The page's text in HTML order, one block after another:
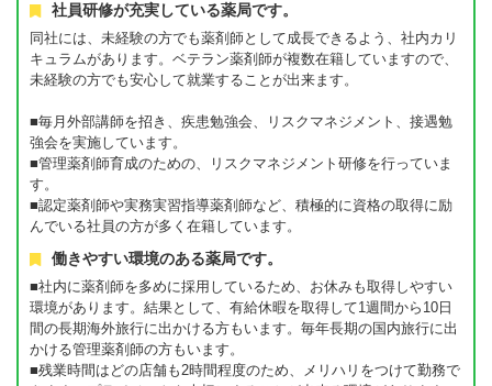
社員研修が充実している薬局です。
同社には、未経験の方でも薬剤師として成長できるよう、社内カリ
キュラムがあります。ベテラン薬剤師が複数在籍していますので、
未経験の方でも安心して就業することが出来ます。
■毎月外部講師を招き、疾患勉強会、リスクマネジメント、接遇勉
強会を実施しています。
■管理薬剤師育成のための、リスクマネジメント研修を行っていま
す。
■認定薬剤師や実務実習指導薬剤師など、積極的に資格の取得に励
んでいる社員の方が多く在籍しています。
働きやすい環境のある薬局です。
■社内に薬剤師を多めに採用しているため、お休みも取得しやすい
環境があります。結果として、有給休暇を取得して1週間から10日
間の長期海外旅行に出かける方もいます。毎年長期の国内旅行に出
かける管理薬剤師の方もいます。
■残業時間はどの店舗も2時間程度のため、メリハリをつけて勤務で